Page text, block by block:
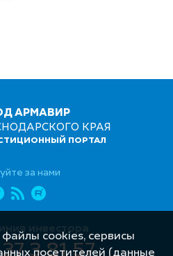
АРМАВИР
КРАЯ
ПОРТАЛ
за нами
инвестора
3 81 57
cookies, сервисы
посетителей (данные